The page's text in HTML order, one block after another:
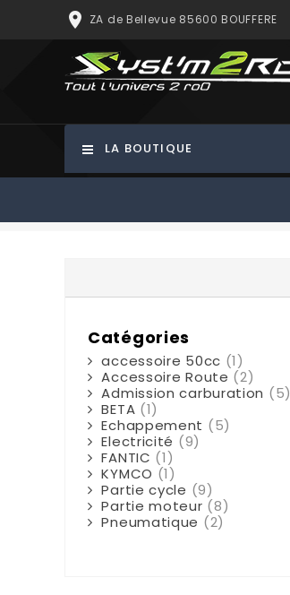
place ZA de Bellevue 85600 BOUFFERE
LA BOUTIQUE
Catégories
accessoire 50cc (1)
Accessoire Route (2)
Admission carburation (5)
BETA (1)
Echappement (5)
Electricité (9)
FANTIC (1)
KYMCO (1)
Partie cycle (9)
Partie moteur (8)
Pneumatique (2)